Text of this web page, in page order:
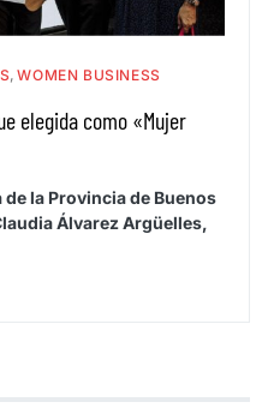
WOMEN BUSINESS
elegida como «Mujer
la Provincia de Buenos
Álvarez Argüelles,